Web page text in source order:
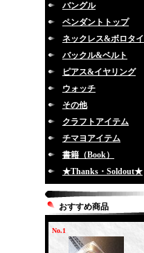
バングル
ペンダントトップ
ネックレス&ボロタイ
バックル&ベルト
ピアス&イヤリング
ウォッチ
その他
クラフトアイテム
チマヨアイテム
書籍（Book）
★Thanks・Soldout★
おすすめ商品
No.1